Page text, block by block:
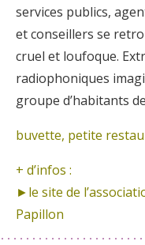
services publics,
et conseillers se
cruel et loufoque.
radiophoniques
groupe d’habitants
buvette, petite
+ d’infos :
►le site de
Papillon